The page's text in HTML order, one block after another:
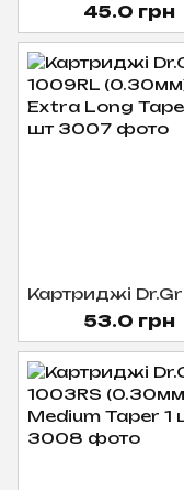
45.0 грн
53.0 грн